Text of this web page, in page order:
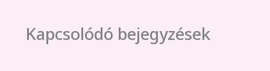
Kapcsolódó bejegyzések